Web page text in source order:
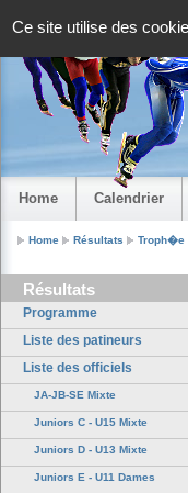
Ce site utilise des
Home Calendrier
Home Résultats Troph�e
Résultats
Programme
Liste des patineurs
Liste des officiels
JA-JB-SE Mixte
Juniors C - U15 Mixte
Juniors D - U13 Mixte
Juniors E - U11 Dames